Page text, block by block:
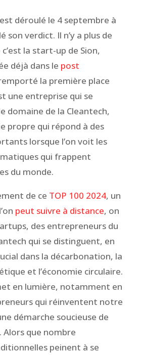
déroulé le 4 septembre à
son verdict. Il n’y a plus de
la start-up de Sion,
déjà dans le post
la première place
une entreprise qui se
domaine de la Cleantech,
propre qui répond à des
lorsque l’on voit les
qui frappent
du monde.
de ce TOP 100 2024, un
peut suivre à distance, on
des entrepreneurs du
qui se distinguent, en
dans la décarbonation, la
et l’économie circulaire.
en lumière, notamment en
qui réinventent notre
démarche soucieuse de
Alors que nombre
peinent à se